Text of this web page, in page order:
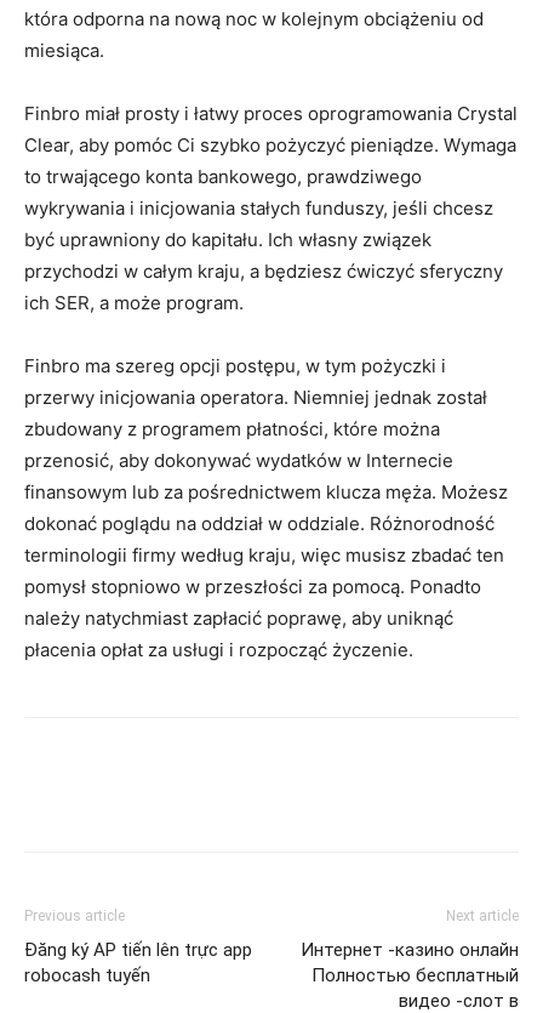
która odporna na nową noc w kolejnym obciążeniu od
miesiąca.
Finbro miał prosty i łatwy proces oprogramowania Crystal
Clear, aby pomóc Ci szybko pożyczyć pieniądze. Wymaga
to trwającego konta bankowego, prawdziwego
wykrywania i inicjowania stałych funduszy, jeśli chcesz
być uprawniony do kapitału. Ich własny związek
przychodzi w całym kraju, a będziesz ćwiczyć sferyczny
ich SER, a może program.
Finbro ma szereg opcji postępu, w tym pożyczki i
przerwy inicjowania operatora. Niemniej jednak został
zbudowany z programem płatności, które można
przenosić, aby dokonywać wydatków w Internecie
finansowym lub za pośrednictwem klucza męża. Możesz
dokonać poglądu na oddział w oddziale. Różnorodność
terminologii firmy według kraju, więc musisz zbadać ten
pomysł stopniowo w przeszłości za pomocą. Ponadto
należy natychmiast zapłacić poprawę, aby uniknąć
płacenia opłat za usługi i rozpocząć życzenie.
Previous article
Đăng ký AP tiến lên trực app
robocash tuyến
Next article
Интернет -казино онлайн
Полностью бесплатный
видео -слот в